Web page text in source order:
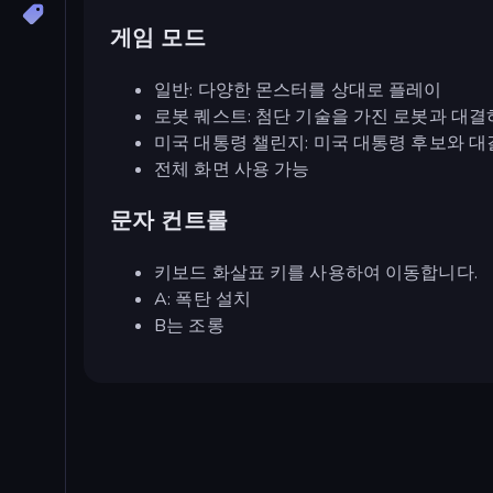
게임 모드
일반: 다양한 몬스터를 상대로 플레이
로봇 퀘스트: 첨단 기술을 가진 로봇과 대결
미국 대통령 챌린지: 미국 대통령 후보와 대
전체 화면 사용 가능
문자 컨트롤
키보드 화살표 키를 사용하여 이동합니다.
A: 폭탄 설치
B는 조롱